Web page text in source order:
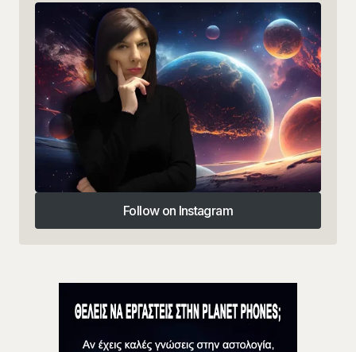
Follow on Instagram
Follow on Instagram